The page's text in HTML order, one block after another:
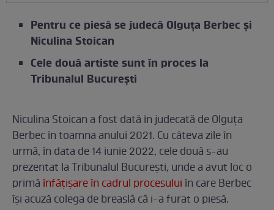
Pentru ce piesă se judecă Olguța Berbec și
Niculina Stoican
Cele două artiste sunt în proces la
Tribunalul București
Niculina Stoican a fost dată în judecată de Olguța
Berbec în toamna anului 2021. Cu câteva zile în
urmă, în data de 14 iunie 2022, cele două s-au
prezentat la Tribunalul București, unde a avut loc o
primăînfățișare în cadrul procesuluiîn care Berbec
își acuză colega de breaslă că i-a furat o piesă.